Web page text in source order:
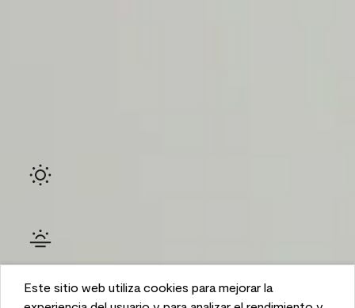
Este sitio web utiliza cookies para mejorar la
Ambiente